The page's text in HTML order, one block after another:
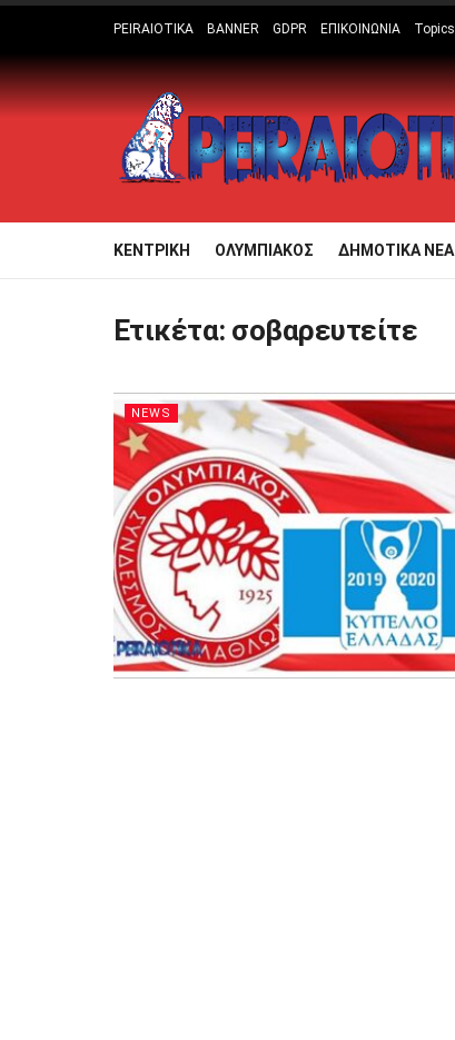
PEIRAIOTIKA BANNER GDPR ΕΠΙΚΟΙΝΩΝΙΑ Topics
ΚΕΝΤΡΙΚΗ ΟΛΥΜΠΙΑΚΟΣ ΔΗΜΟΤΙΚΑ ΝΕΑ
Ετικέτα: σοβαρευτείτε
NEWS